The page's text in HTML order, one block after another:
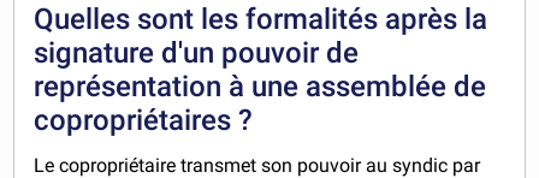
Quelles sont les formalités après la
signature d'un pouvoir de
représentation à une assemblée de
copropriétaires ?
Le copropriétaire transmet son pouvoir au syndic par